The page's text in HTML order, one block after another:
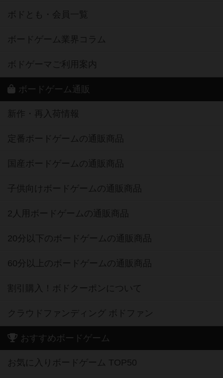
ボドとも・会員一覧
ボードゲーム業界コラム
ボドゲーマご利用案内
ボードゲーム通販
新作・再入荷情報
定番ボードゲームの通販商品
国産ボードゲームの通販商品
子供向けボードゲームの通販商品
2人用ボードゲームの通販商品
20分以下のボードゲームの通販商品
60分以上のボードゲームの通販商品
割引購入！ボドクーポンについて
クラウドファンディング ボドファン
おすすめボードゲーム
お気に入りボードゲーム TOP50